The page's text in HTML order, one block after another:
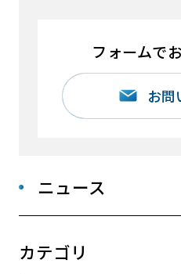
ニュース
カテゴリ
フォームで
お問